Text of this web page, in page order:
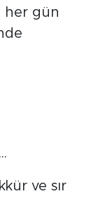
her gün
ve sır